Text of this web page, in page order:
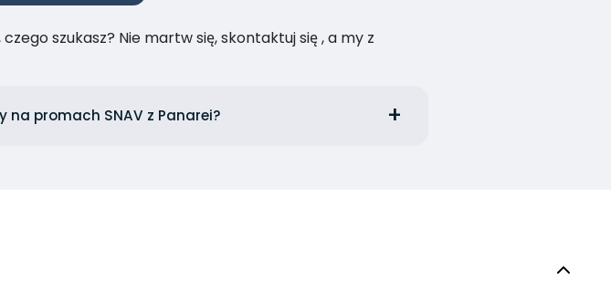
szukasz? Nie martw się, skontaktuj się , a my z
na promach SNAV z Panarei?